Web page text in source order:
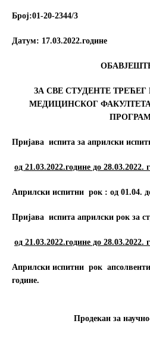
c
b
t
Број:01-20-2344/3
Датум: 17.03.2022.године
ЗА СВЕ СТУДЕНТЕ ТРЕЋЕГ
МЕДИЦИНСКОГ
Пријава испита за априлски
од 21.03.2022.године до 28.03.2022.
Априлски испитни рок : од 01.04.
Пријава испита априлски рок за
од 21.03.2022.године до 28.03.2022.
Априлски испитни рок апсолвенти
године.
Продекан за